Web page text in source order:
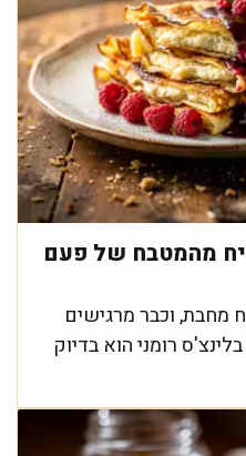
מהמטבח של פעם
מחבת, וכבר מרגישים
רומני הוא בדיוק